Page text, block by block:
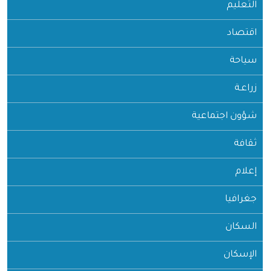
التعليم
اقتصاد
سياحة
زراعـة
شؤون اجتماعية
ثقافة
إعلام
جغرافيا
السكان
الإسكان